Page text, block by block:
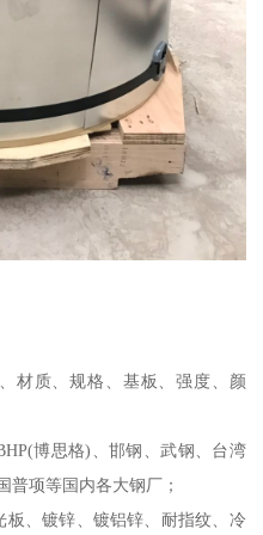
材质、规格、基板、强度、颜
博思格)、邯钢、武钢、台湾
普项等国内各大钢厂；
、镀锌、镀铝锌、耐指纹、冷